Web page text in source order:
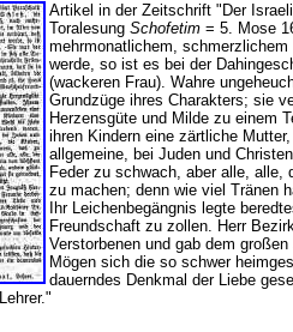
Artikel in der Zeitschrift "Der
Toralesung Schofetim = 5. Mose
mehrmonatlichem,
werde, so ist es bei der
(wackeren Frau). Wahre
Grundzüge ihres Charakters; sie
Herzensgüte und Milde zu einem
ihren Kindern eine zärtliche
allgemeine, bei Juden und
Feder zu schwach, aber alle,
zu machen; denn wie viel Tränen
Ihr Leichenbegängnis legte
Freundschaft zu zollen. Herr
Verstorbenen und gab dem
Mögen sich die so schwer
dauerndes Denkmal der Liebe
Lehrer."